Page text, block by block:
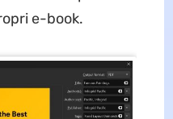
e-book.